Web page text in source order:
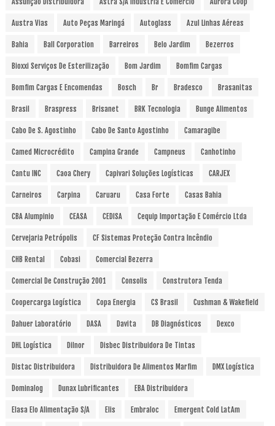
Austra Vias Auto Peças Maringá Autoglass Azul Linhas Aéreas
Bahia Ball Corporation Barreiros Belo Jardim Bezerros
Bioxxi Serviços De Esterilização Bom Jardim Bomfim Cargas
Bomfim Cargas E Encomendas Bosch Br Bradesco Brasanitas
Brasil Braspress Brisanet BRK Tecnologia Bunge Alimentos
Cabo De S. Agostinho Cabo De Santo Agostinho Camaragibe
Camed Microcrédito Campina Grande Campneus Canhotinho
Cantu INC Caoa Chery Capivari Soluções Logísticas CARJEX
Carneiros Carpina Caruaru Casa Forte Casas Bahia
CBA Alumpinio CEASA CEDISA Cequip Importação E Comércio Ltda
Cervejaria Petrópolis CF Sistemas Proteção Contra Incêndio
CHB Rental Cobasi Comercial Bezerra
Comercial De Construção 2001 Consolis Construtora Tenda
Coopercarga Logística Copa Energia CS Brasil Cushman & Wakefield
Dahuer Laboratório DASA Davita DB Diagnósticos Dexco
DHL Logística Dilnor Disbec Distribuidora De Tintas
Distac Distribuidora Distribuidora De Alimentos Marfim DMX Logística
Dominalog Dunax Lubrificantes EBA Distribuidora
Elasa Elo Alimentação S/A Elis Embraloc Emergent Cold LatAm